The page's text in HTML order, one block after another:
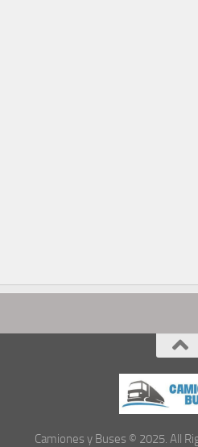
Camiones y Buses © 2025. All